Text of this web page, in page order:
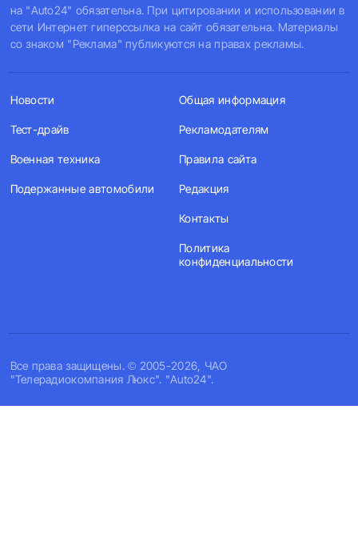
на "Auto24" обязательна. При цитировании и использовании в
сети Интернет гиперссылка на сайт обязательна. Материалы
со знаком "Реклама" публикуются на правах рекламы.
Все права защищены. © 2005-2026, ЧАО
"Телерадиокомпания Люкс". "Auto24".
Новости
Тест-драйв
Военная техника
Подержанные автомобили
Общая информация
Рекламодателям
Правила сайта
Редакция
Контакты
Политика
конфиденциальности